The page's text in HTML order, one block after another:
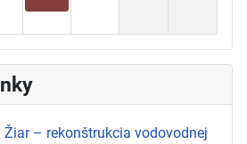
– rekonštrukcia vodovodnej